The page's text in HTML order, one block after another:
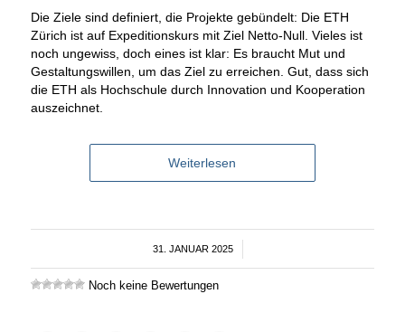
Die Ziele sind definiert, die Projekte gebündelt: Die ETH
Zürich ist auf Expeditionskurs mit Ziel Netto-Null. Vieles ist
noch ungewiss, doch eines ist klar: Es braucht Mut und
Gestaltungswillen, um das Ziel zu erreichen. Gut, dass sich
die ETH als Hochschule durch Innovation und Kooperation
auszeichnet.
Weiterlesen
31. JANUAR 2025
/
Noch keine Bewertungen